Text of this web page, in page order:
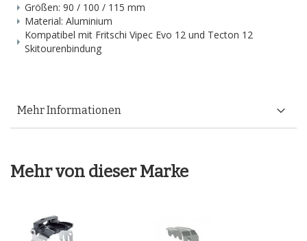
Größen: 90 / 100 / 115 mm
Material: Aluminium
Kompatibel mit Fritschi Vipec Evo 12 und Tecton 12
Skitourenbindung
Mehr Informationen
Mehr von dieser Marke